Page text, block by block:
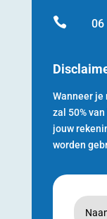
 06
Wanneer je
zal 50%
jouw
worden